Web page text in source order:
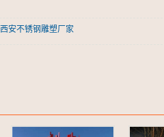
西安不锈钢雕塑厂家